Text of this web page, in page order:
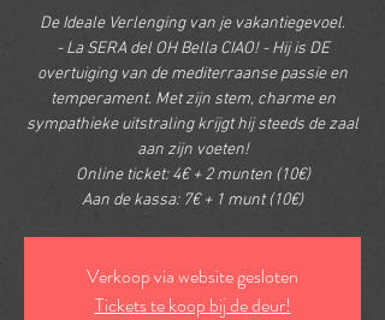
De Ideale Verlenging van je vakantiegevoel.
- La SERA del OH Bella CIAO! - Hij is DE
overtuiging van de mediterraanse passie en
temperament. Met zijn stem, charme en
sympathieke uitstraling krijgt hij steeds de zaal
aan zijn voeten!
Online ticket: 4€ + 2 munten (10€)
Aan de kassa: 7€ + 1 munt (10€)
Verkoop via website gesloten
Tickets te koop bij de deur!